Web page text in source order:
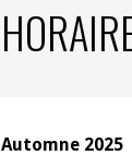
Automne 2025